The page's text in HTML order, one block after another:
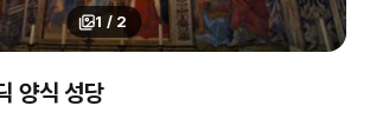
1 / 2
양식 성당